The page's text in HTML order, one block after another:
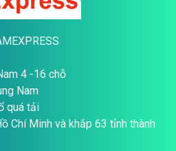
4 -16 chỗ
Nam
quá tải
Chí Minh và khắp 63 tỉnh thành